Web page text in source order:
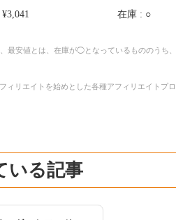
¥3,041 在庫 : ○
最安値とは、在庫が◯となっているもののうち
ィリエイトを始めとした各種アフィリエイトプ
いる記事